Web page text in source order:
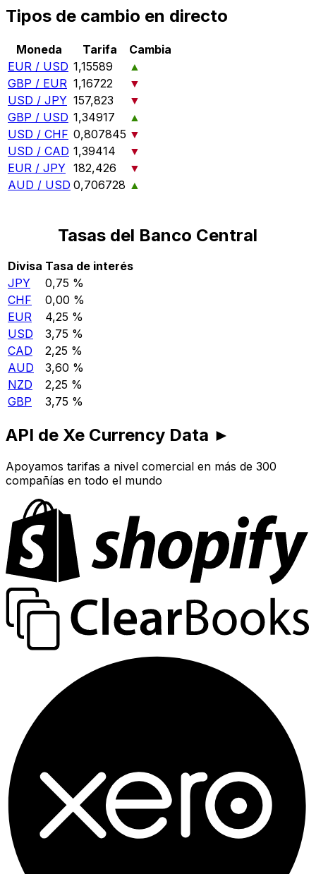
Tipos de cambio en directo
Moneda Tarifa
Cambia
EUR / USD 1,15589
▲
GBP / EUR 1,16722
▼
USD / JPY 157,823
▼
GBP / USD 1,34917
▲
USD / CHF 0,807845 ▼
USD / CAD 1,39414
▼
EUR / JPY 182,426
▼
AUD / USD 0,706728 ▲
Tasas del Banco Central
Divisa Tasa de interés
JPY
0,75 %
CHF
0,00 %
EUR
4,25 %
USD
3,75 %
CAD
2,25 %
AUD
3,60 %
NZD
2,25 %
GBP
3,75 %
API de Xe Currency Data ►
Apoyamos tarifas a nivel comercial en más de 300
compañías en todo el mundo